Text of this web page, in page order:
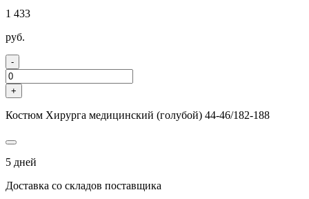
1 433
руб.
-
+
Костюм Хирурга медицинский (голубой) 44-46/182-188
5 дней
Доставка со складов поставщика